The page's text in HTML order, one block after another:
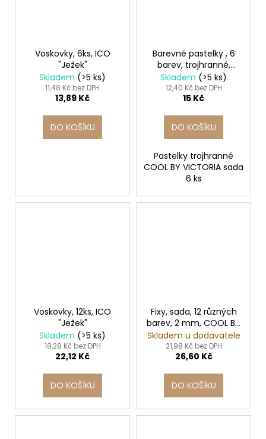
Voskovky, 6ks, ICO
"Ježek"
Skladem (>5 ks)
11,48 Kč bez DPH
13,89 Kč
DO KOŠÍKU
Barevné pastelky , 6
barev, trojhranné,
COOL BY VICTORIA
Skladem (>5 ks)
12,40 Kč bez DPH
15 Kč
DO KOŠÍKU
Pastelky trojhranné
COOL BY VICTORIA sada
6 ks
Voskovky, 12ks, ICO
"Ježek"
Skladem (>5 ks)
18,28 Kč bez DPH
22,12 Kč
DO KOŠÍKU
Fixy, sada, 12 různých
barev, 2 mm, COOL BY
VICTORIA
Skladem u dodavatele
21,98 Kč bez DPH
26,60 Kč
DO KOŠÍKU